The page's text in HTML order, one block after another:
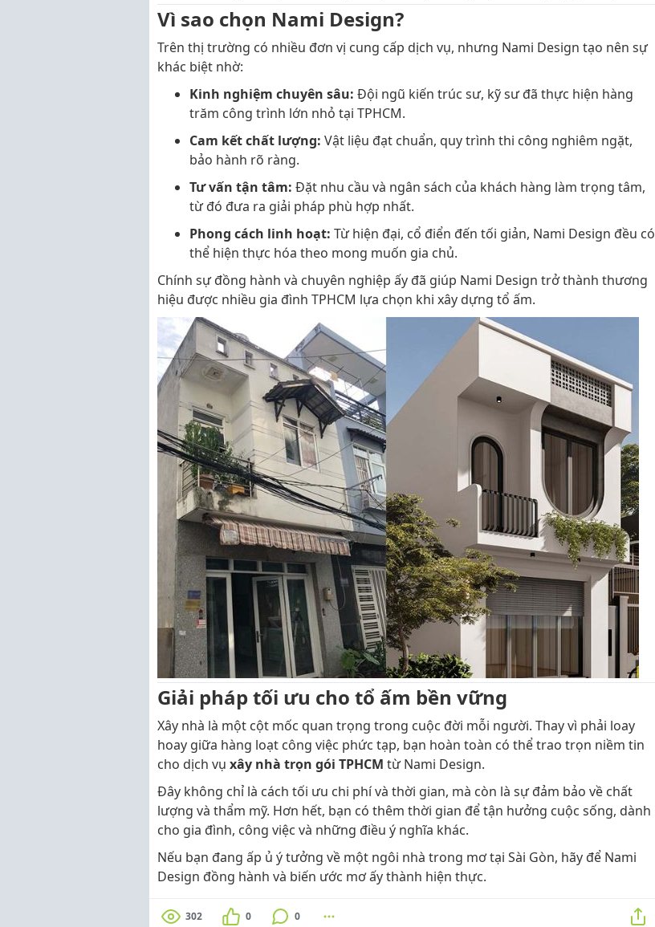
Vì sao chọn Nami Design?
Trên thị trường có nhiều đơn vị cung cấp dịch vụ, nhưng Nami Design tạo nên sự
khác biệt nhờ:
Kinh nghiệm chuyên sâu: Đội ngũ kiến trúc sư, kỹ sư đã thực hiện hàng
trăm công trình lớn nhỏ tại TPHCM.
Cam kết chất lượng: Vật liệu đạt chuẩn, quy trình thi công nghiêm ngặt,
bảo hành rõ ràng.
Tư vấn tận tâm: Đặt nhu cầu và ngân sách của khách hàng làm trọng tâm,
từ đó đưa ra giải pháp phù hợp nhất.
Phong cách linh hoạt: Từ hiện đại, cổ điển đến tối giản, Nami Design đều có
thể hiện thực hóa theo mong muốn gia chủ.
Chính sự đồng hành và chuyên nghiệp ấy đã giúp Nami Design trở thành thương
hiệu được nhiều gia đình TPHCM lựa chọn khi xây dựng tổ ấm.
Giải pháp tối ưu cho tổ ấm bền vững
Xây nhà là một cột mốc quan trọng trong cuộc đời mỗi người. Thay vì phải loay
hoay giữa hàng loạt công việc phức tạp, bạn hoàn toàn có thể trao trọn niềm tin
cho dịch vụ xây nhà trọn gói TPHCM từ Nami Design.
Đây không chỉ là cách tối ưu chi phí và thời gian, mà còn là sự đảm bảo về chất
lượng và thẩm mỹ. Hơn hết, bạn có thêm thời gian để tận hưởng cuộc sống, dành
cho gia đình, công việc và những điều ý nghĩa khác.
Nếu bạn đang ấp ủ ý tưởng về một ngôi nhà trong mơ tại Sài Gòn, hãy để Nami
Design đồng hành và biến ước mơ ấy thành hiện thực.
302 0 0